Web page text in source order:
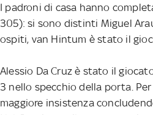
I padroni di casa hanno
305): si sono distinti Miguel
ospiti, van Hintum è stato il
Alessio Da Cruz è stato il
3 nello specchio della porta.
maggiore insistenza